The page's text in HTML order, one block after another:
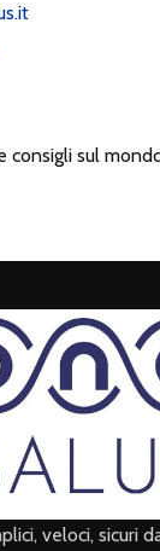
consigli sul
veloci, sicuri